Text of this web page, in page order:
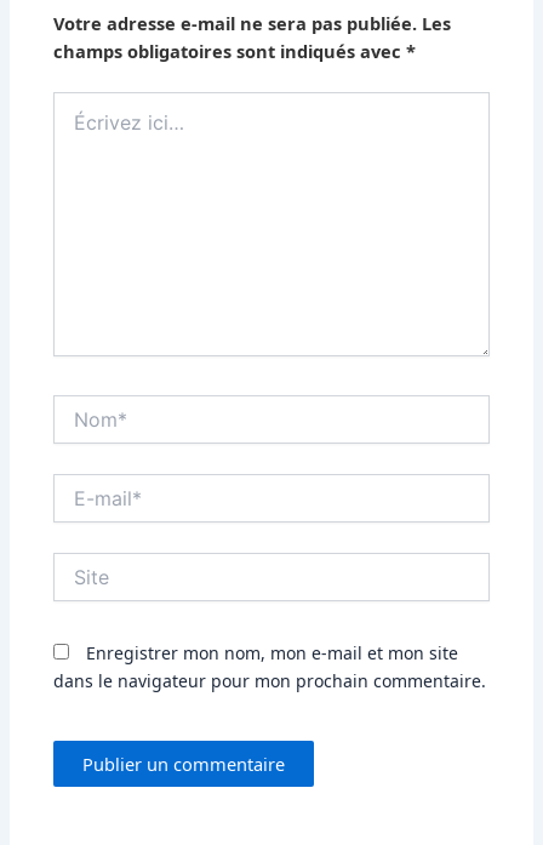
Votre adresse e-mail ne sera pas publiée. Les
champs obligatoires sont indiqués avec*
ici…
mail*
Enregistrer mon nom, mon e-mail et mon site
dans le navigateur pour mon prochain commentaire.